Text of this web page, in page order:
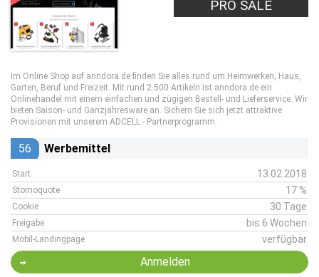
PRO SALE
Im Online Shop auf anndora.de finden Sie alles rund um Heimwerken, Haus,
Garten, Beruf und Freizeit. Mit rund 2.500 Artikeln ist anndora.de ein
Onlinehandel mit einem einfachen und zügigen Bestell- und Lieferservice. Wir
bieten Saison- und Ganzjahresware an. Sichern Sie sich jetzt attraktive
Provisionen mit unserem ADCELL - Partnerprogramm.
56 Werbemittel
Start 13.02.2018
Stornoquote 17 %
Cookie 30 Tage
Freigabe bis 6 Wochen
Mobil-Landingpage verfügbar
Anmelden